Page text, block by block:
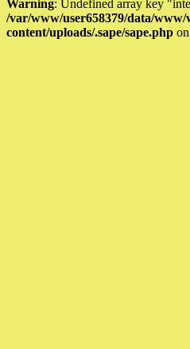
Warning: Undefined array key
/var/www/user658379/data/www/
content/uploads/.sape/sape.php